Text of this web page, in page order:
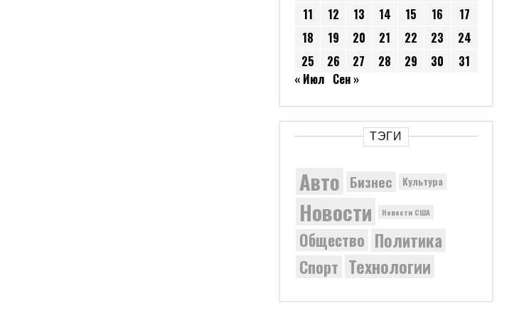
11
12 13 14 15 16
17
18
19 20 21 22 23
24
25
26 27 28 29 30
31
« Июл Сен »
ТЭГИ
Авто Бизнес Культура
Новости Новости США
Общество Политика
Спорт Технологии